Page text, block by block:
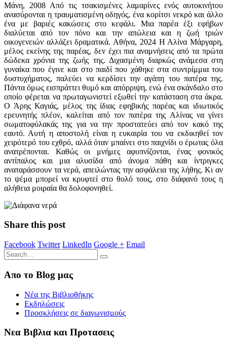
Μάνη, 2008 Από τις τσακισμένες λαμαρίνες ενός αυτοκινήτου
ανασύρονται η τραυματισμένη οδηγός, ένα κορίτσι νεκρό και άλλο
ένα με βαριές κακώσεις στο κεφάλι. Μια παρέα έξι εφήβων
διαλύεται από τον πόνο και την απώλεια και η ζωή τριών
οικογενειών αλλάζει δραματικά. Αθήνα, 2024 Η Αλίνα Μάργαρη,
μέλος εκείνης της παρέας, δεν έχει πια αναμνήσεις από τα πρώτα
δώδεκα χρόνια της ζωής της. Διχασμένη διαρκώς ανάμεσα στη
γυναίκα που έγινε και στο παιδί που χάθηκε στα συντρίμμια του
δυστυχήματος, παλεύει να κερδίσει την αγάπη του πατέρα της.
Πάντα όμως εισπράττει θυμό και απόρριψη, ενώ ένα σκάνδαλο στο
οποίο φέρεται να πρωταγωνιστεί εξωθεί την κατάσταση στα άκρα.
Ο Άρης Καγιάς, μέλος της ίδιας εφηβικής παρέας και ιδιωτικός
ερευνητής πλέον, καλείται από τον πατέρα της Αλίνας να γίνει
σωματοφύλακάς της για να την προστατεύει από τον κακό της
εαυτό. Αυτή η αποστολή είναι η ευκαιρία του να εκδικηθεί τον
χειρότερό του εχθρό, αλλά όταν μπαίνει στο παιχνίδι ο έρωτας όλα
ανατρέπονται. Καθώς οι μνήμες αφυπνίζονται, ένας φονικός
αντίπαλος και μια αλυσίδα από άνομα πάθη και ίντριγκες
αναταράσσουν τα νερά, απειλώντας την ασφάλεια της λήθης. Κι αν
το ψέμα μπορεί να κρυφτεί στο θολό τους, στο διάφανό τους η
αλήθεια μοιραία θα δολοφονηθεί.
Share this post
Facebook Twitter LinkedIn Google + Email
Απο το Blog μας
Νέα της Βιβλιοθήκης
Εκδηλώσεις
Προσκλήσεις σε διαγωνισμούς
Νεα Βιβλια και Προτασεις